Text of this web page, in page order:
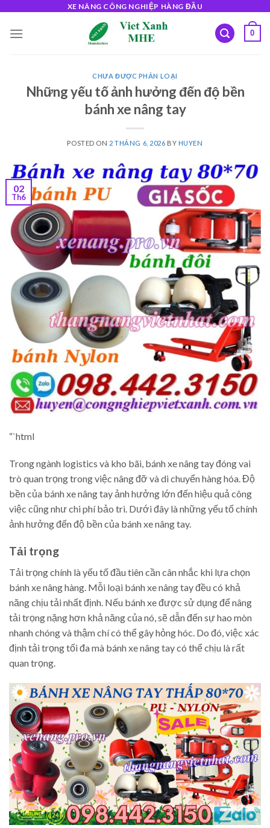
content
XE NÂNG CÔNG NGHIỆP HÀNG ĐẦU
0
CHƯA ĐƯỢC PHÂN LOẠI
Những yếu tố ảnh hưởng đến độ bền
bánh xe nâng tay
POSTED ON 2 THÁNG 6, 2026 BY HUYEN
02
Th6
“`html
Trong ngành logistics và kho bãi, bánh xe nâng tay đóng vai
trò quan trọng trong việc nâng đỡ và di chuyển hàng hóa. Độ
bền của bánh xe nâng tay ảnh hưởng lớn đến hiệu quả công
việc cũng như chi phí bảo trì. Dưới đây là những yếu tố chính
ảnh hưởng đến độ bền của bánh xe nâng tay.
Tải trọng
Tải trọng chính là yếu tố đầu tiên cần cân nhắc khi lựa chọn
bánh xe nâng hàng. Mỗi loại bánh xe nâng tay đều có khả
năng chịu tải nhất định. Nếu bánh xe được sử dụng để nâng
tải trọng nặng hơn khả năng của nó, sẽ dẫn đến sự hao mòn
nhanh chóng và thậm chí có thể gây hỏng hóc. Do đó, việc xác
định tải trọng tối đa mà bánh xe nâng tay có thể chịu là rất
quan trọng.